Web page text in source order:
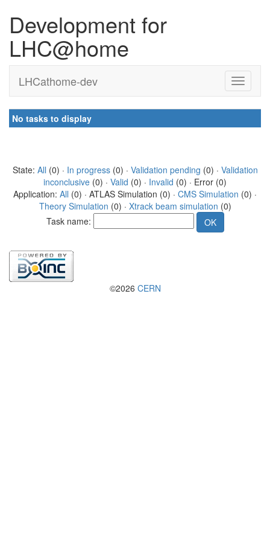
Development for
LHC@home
LHCathome-dev
No tasks to display
State: All (0) · In progress(0) · Validation pending (0) · Validation
inconclusive (0) · Valid (0) · Invalid (0) · Error (0)
Application: All (0) · ATLAS Simulation (0) · CMS Simulation (0) ·
Theory Simulation (0) · Xtrack beam simulation (0)
Task name:
©2026 CERN